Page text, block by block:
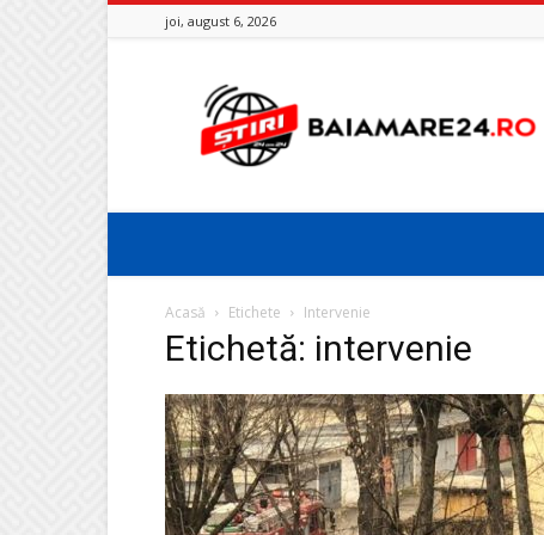
joi, august 6, 2026
Baia
Mare
24
Acasă Etichete Intervenie
Etichetă: intervenie